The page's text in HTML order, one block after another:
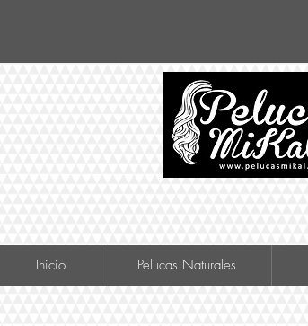
Inicio Pelucas Naturales